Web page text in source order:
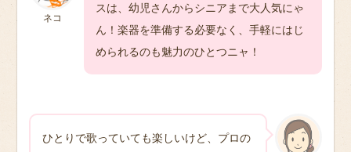
ネコ
スは、幼児さんからシニアまで大人気にゃ
ん！楽器を準備する必要なく、手軽にはじ
められるのも魅力のひとつニャ！
ひとりで歌っていても楽しいけど、プロの